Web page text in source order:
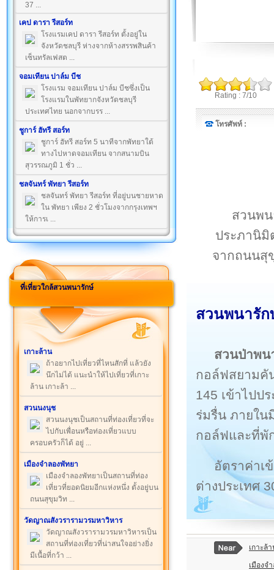
37 ...
เคป ดารา รีสอร์ท
โรงแรมเคป ดารา รีสอร์ท ตั้งอยู่ใน
จังหวัดชลบุรี ห่างจากห้างสรรพสินค้า
เซ็นทรัลเฟสต ...
จอมเทียน ปาล์ม บีช
โรงแรม จอมเทียน ปาล์ม บีชซึ่งเป็น
โรงแรมในพัทยากจังหวัดชลบุรี
ประเทศไทย นอกจากบรร ...
ชูการ์ ฮัทรี สอร์ท
ชูการ์ ฮัทรี สอร์ท 5 นาทีจากพัทยาใต้
ทางไปหาดจอมเทียน จากสนามบิน
สุวรรณภูมิ 1 ชั่ว ...
ชลจันทร์ พัทยา รีสอร์ท
ชลจันทร์ พัทยา รีสอร์ท ที่อยู่บนชายหาด
ใน พัทยา เพียง 2 ชั่วโมงจากกรุงเทพฯ
ให้การเ ...
ที่เที่ยวใกล้สวนพนารักษ์
เกาะล้าน
ถ้าอยากไปเที่ยวที่ไหนสักที่ แล้วยัง
นึกไม่ได้ แนะนำให้ไปเที่ยวที่เกาะ
ล้าน เกาะล้า ...
สวนนงนุช
สวนนงนุชเป็นสถานที่ท่องเที่ยวที่จะ
ไปกับเพื่อนหรือท่องเที่ยวแบบ
ครอบครัวก็ได้ อยู่ ...
เมืองจำลองพัทยา
เมืองจำลองพัทยาเป็นสถานที่ท่อง
เที่ยวที่ยอดนิยมอีกแห่งหนึ่ง ตั้งอยู่บน
ถนนสุขุมวิท ...
วัดญาณสังวรารามวรมหาวิหาร
วัดญาณสังวรารามวรมหาวิหารเป็น
สถานที่ท่องเที่ยวที่น่าสนใจอย่างยิ่ง
มีเนื้อที่กว้า ...
Rating : 7/10
โทรศัพท์ :
สวนพน
ประภานิมิ
จากถนนสุ
สวนพนารัก
สวนป่าพน
กอล์ฟสยามคั
145 เข้าไปป
ร่มรื่น ภายใน
กอล์ฟและที่พั
อัตราค่าเ
ต่างประเทศ
เกาะล้
เมืองจ